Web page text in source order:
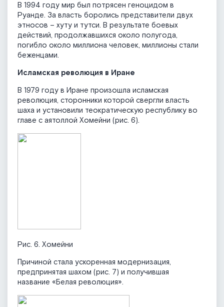
В 1994 году мир был потрясен геноцидом в
Руанде. За власть боролись представители двух
этносов – хуту и тутси. В результате боевых
действий, продолжавшихся около полугода,
погибло около миллиона человек, миллионы стали
беженцами.
Исламская революция в Иране
В 1979 году в Иране произошла исламская
революция, сторонники которой свергли власть
шаха и установили теократическую республику во
главе с аятоллой Хомейни (рис. 6).
Рис. 6. Хомейни
Причиной стала ускоренная модернизация,
предпринятая шахом (рис. 7) и получившая
название «Белая революция».